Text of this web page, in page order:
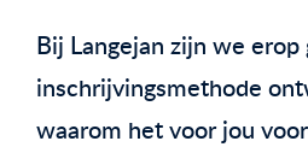
Bij Langejan zijn we
inschrijvingsmethode
waarom het voor jou